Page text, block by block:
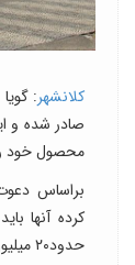
کلانشهر:
محصول خود
براساس
کرده آنها
حدود۲۰ میلیون تومانی را در افزایش قیمت‌ها لحاظ کنند.